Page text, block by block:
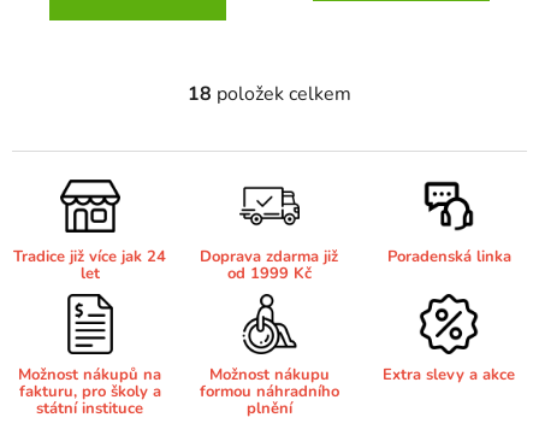
O
l
á
d
c
í
p
r
v
k
y
18 položek celkem
Tradice již více jak 24
let
Doprava zdarma již
od 1999 Kč
Poradenská linka
Možnost nákupů na
fakturu, pro školy a
státní instituce
Možnost nákupu
formou náhradního
plnění
Extra slevy a akce